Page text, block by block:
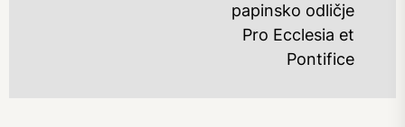
papinsko odličje
Pro Ecclesia et
Pontifice